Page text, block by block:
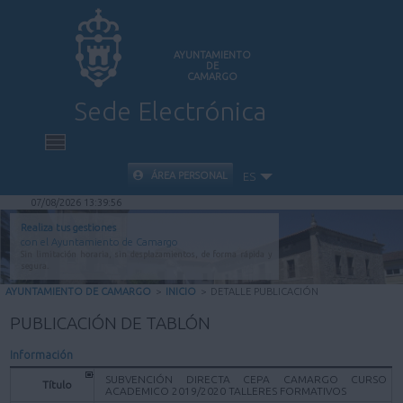
AYUNTAMIENTO
DE
CAMARGO
Sede Electrónica
INICIO
INFORMACIÓN PÚBLICA
CARPETA CIUDADANA
VALIDACIÓN DE DOCUMENTOS
ÁREA PERSONAL ES
07/08/2026 13:39:56
Realiza tus gestiones
con el Ayuntamiento de Camargo
AYUNTAMIENTO DE CAMARGO > INICIO > DETALLE PUBLICACIÓN
PUBLICACIÓN DE TABLÓN
Información
Título
SUBVENCIÓN DIRECTA CEPA CAMARGO CURSO
ACADEMICO 2019/2020 TALLERES FORMATIVOS